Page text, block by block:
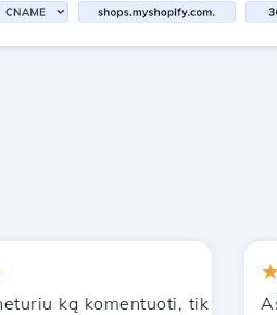
ką komentuoti, tik galiu Aš